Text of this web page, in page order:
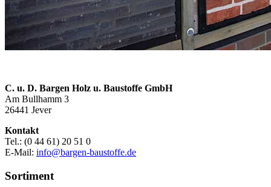
C. u. D. Bargen Holz u. Baustoffe GmbH
Am Bullhamm 3
26441 Jever
Kontakt
Tel.: (0 44 61) 20 51 0
E-Mail: info@bargen-baustoffe.de
Sortiment